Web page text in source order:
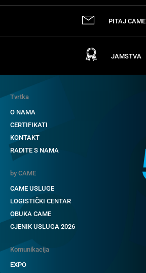
PITAJ CAME
JAMSTVA
Tvrtka
O NAMA
CERTIFIKATI
KONTAKT
RADITE S NAMA
by CAME
CAME USLUGE
LOGISTIČKI CENTAR
OBUKA CAME
CJENIK USLUGA 2026
Komunikacija
EXPO